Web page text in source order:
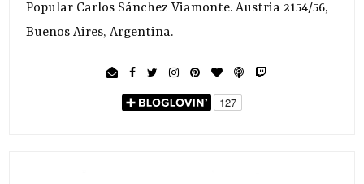
Popular Carlos Sánchez Viamonte. Austria 2154/56,
Buenos Aires, Argentina.